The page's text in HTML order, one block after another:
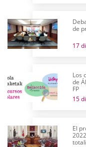
de
17
Los
de
FP
15
El